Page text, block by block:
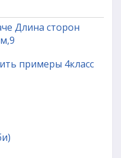
Длина сторон
примеры 4класс